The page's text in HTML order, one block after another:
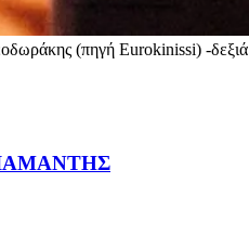
(πηγή Eurokinissi) -